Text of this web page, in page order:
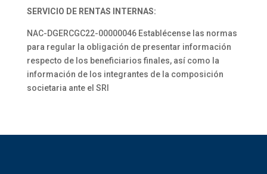
SERVICIO DE RENTAS INTERNAS:
NAC-DGERCGC22-00000046 Establécense las normas
para regular la obligación de presentar información
respecto de los beneficiarios finales, así como la
información de los integrantes de la composición
societaria ante el SRI